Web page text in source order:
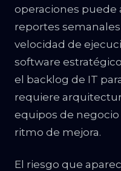
operaciones puede
reportes
velocidad de
software
el backlog de IT
requiere
equipos de
ritmo de mejora.
El riesgo que